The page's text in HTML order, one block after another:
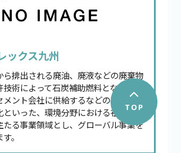
ックス九州
ら排出される廃油、廃液などの廃棄物
術によって石炭補助燃料となるRF
メント会社に供給するなどの資源循環
といった、環境分野における社会的課
たる事業領域とし、グローバル事業を
。